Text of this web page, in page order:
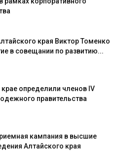
края Виктор Томенко
в совещании по развитию...
определили членов IV
правительства
кампания в высшие
Алтайского края